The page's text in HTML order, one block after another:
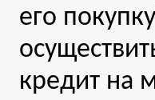
его
кредит на